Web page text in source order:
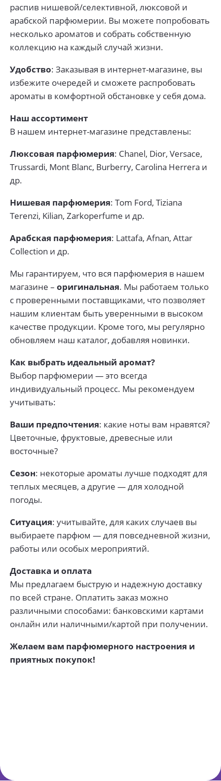
распив нишевой/селективной, люксовой и
арабской парфюмерии. Вы можете попробовать
несколько ароматов и собрать собственную
коллекцию на каждый случай жизни.
Удобство: Заказывая в интернет-магазине, вы
избежите очередей и сможете распробовать
ароматы в комфортной обстановке у себя дома.
Наш ассортимент
В нашем интернет-магазине представлены:
Люксовая парфюмерия: Chanel, Dior, Versace,
Trussardi, Mont Blanc, Burberry, Carolina Herrera и
др.
Нишевая парфюмерия: Tom Ford, Tiziana
Terenzi, Kilian, Zarkoperfume и др.
Арабская парфюмерия: Lattafa, Afnan, Attar
Collection и др.
Мы гарантируем, что вся парфюмерия в нашем
магазине – оригинальная. Мы работаем только
с проверенными поставщиками, что позволяет
нашим клиентам быть уверенными в высоком
качестве продукции. Кроме того, мы регулярно
обновляем наш каталог, добавляя новинки.
Как выбрать идеальный аромат?
Выбор парфюмерии — это всегда
индивидуальный процесс. Мы рекомендуем
учитывать:
Ваши предпочтения: какие ноты вам нравятся?
Цветочные, фруктовые, древесные или
восточные?
Сезон: некоторые ароматы лучше подходят для
теплых месяцев, а другие — для холодной
погоды.
Ситуация: учитывайте, для каких случаев вы
выбираете парфюм — для повседневной жизни,
работы или особых мероприятий.
Доставка и оплата
Мы предлагаем быструю и надежную доставку
по всей стране. Оплатить заказ можно
различными способами: банковскими картами
онлайн или наличными/картой при получении.
Желаем вам парфюмерного настроения и
приятных покупок!